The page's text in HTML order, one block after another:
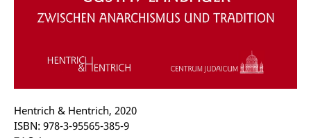
Hentrich & Hentrich, 2020
ISBN: 978-3-95565-385-9